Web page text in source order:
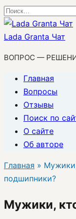
Перейти
к
содержанию
Search
for:
Lada Granta Чат
ВОПРОС —
Главная
Вопросы
Отзывы
Поиск по
О сайте
Об авторе
Главная »
подшипники?
Мужики,